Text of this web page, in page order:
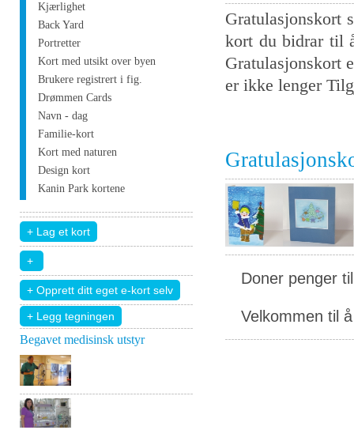
Kjærlighet
Back Yard
Portretter
Kort med utsikt over byen
Brukere registrert i fig.
Drømmen Cards
Navn - dag
Familie-kort
Kort med naturen
Design kort
Kanin Park kortene
+ Legg tegningen
Begavet medisinsk utstyr
Gratulasjonskort
kort du bidrar til
Gratulasjonskort
er ikke lenger
Doner penger
Velkommen til